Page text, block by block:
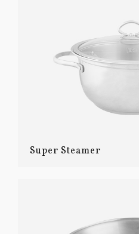
Super Steamer